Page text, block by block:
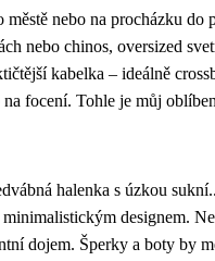
nebo na procházku do
nebo chinos, oversized
kabelka – ideálně
focení. Tohle je můj
halenka s úzkou
designem.
dojem. Šperky a boty by